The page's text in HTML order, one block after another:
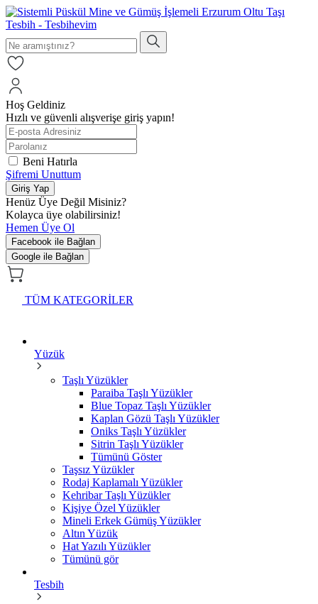
Hoş Geldiniz
Hızlı ve güvenli alışverişe giriş yapın!
Beni Hatırla
Şifremi Unuttum
Giriş Yap
Henüz Üye Değil Misiniz?
Kolayca üye olabilirsiniz!
Hemen Üye Ol
Facebook ile Bağlan
Google ile Bağlan
TÜM KATEGORİLER
Yüzük
Taşlı Yüzükler
Paraiba Taşlı Yüzükler
Blue Topaz Taşlı Yüzükler
Kaplan Gözü Taşlı Yüzükler
Oniks Taşlı Yüzükler
Sitrin Taşlı Yüzükler
Tümünü Göster
Taşsız Yüzükler
Rodaj Kaplamalı Yüzükler
Kehribar Taşlı Yüzükler
Kişiye Özel Yüzükler
Mineli Erkek Gümüş Yüzükler
Altın Yüzük
Hat Yazılı Yüzükler
Tümünü gör
Tesbih